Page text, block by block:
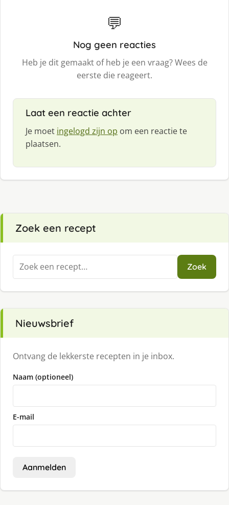
💬
Nog geen reacties
Heb je dit gemaakt of heb je een vraag? Wees de
eerste die reageert.
Laat een reactie achter
Je moet ingelogd zijn op om een reactie te
plaatsen.
Zoek een recept
Zoeken
naar:
Zoek
Nieuwsbrief
Ontvang de lekkerste recepten in je inbox.
Naam (optioneel)
E-mail
Aanmelden